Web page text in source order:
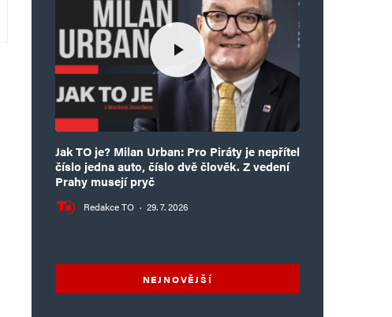
Jak TO je? Milan Urban: Pro Piráty je nepřítel
číslo jedna auto, číslo dvě člověk. Z vedení
Prahy musejí pryč
Redakce TO · 29. 7. 2026
NEJNOVĚJŠÍ